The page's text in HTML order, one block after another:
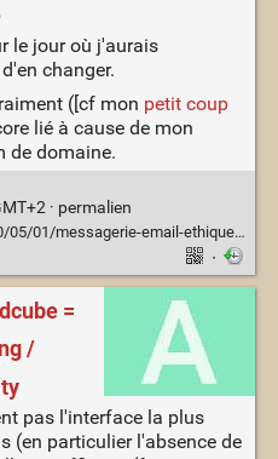
le jour où j'aurais
changer.
([cf mon petit coup
lié à cause de mon
de domaine.
· permalien
preserver-sa-vie-privee-en-2020-et-celle-de-son-entourage/
·
=
/
pas l'interface la plus
(en particulier l'absence de